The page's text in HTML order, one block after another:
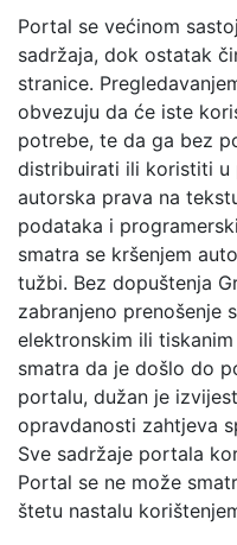
Portal se većinom
sadržaja, dok ostatak
stranice.
obvezuju da će iste
potrebe, te da ga bez
distribuirati ili koristiti u
autorska prava na
podataka i
smatra se kršenjem
tužbi. Bez dopuštenja
zabranjeno prenošenje
elektronskim ili
smatra da je došlo do
portalu, dužan je
opravdanosti zahtjeva
Sve sadržaje portala
Portal se ne može
štetu nastalu